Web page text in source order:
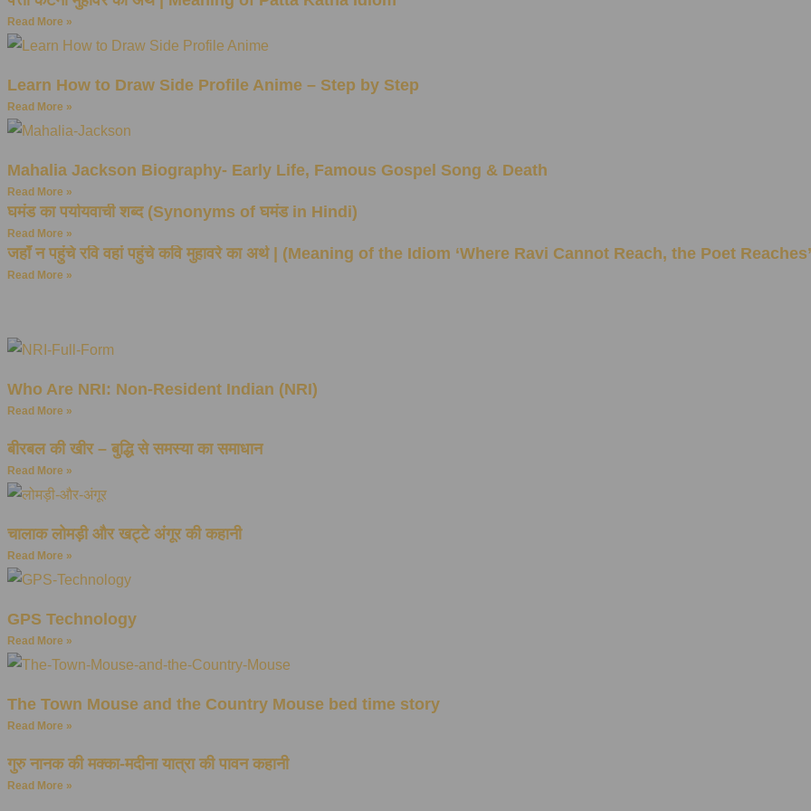
Read More »
Learn How to Draw Side Profile Anime – Step by Step
Read More »
Mahalia Jackson Biography- Early Life, Famous Gospel Song & Death
Read More »
घमंड का पर्यायवाची शब्द (Synonyms of घमंड in Hindi)
Read More »
जहाँ न पहुंचे रवि वहां पहुंचे कवि मुहावरे का अर्थ | (Meaning of the Idiom ‘Where Ravi Cannot Reach, the Poet
Read More »
Who Are NRI: Non-Resident Indian (NRI)
Read More »
बीरबल की खीर – बुद्धि से समस्या का समाधान
Read More »
चालाक लोमड़ी और खट्टे अंगूर की कहानी
Read More »
GPS Technology
Read More »
The Town Mouse and the Country Mouse bed time story
Read More »
गुरु नानक की मक्का-मदीना यात्रा की पावन कहानी
Read More »